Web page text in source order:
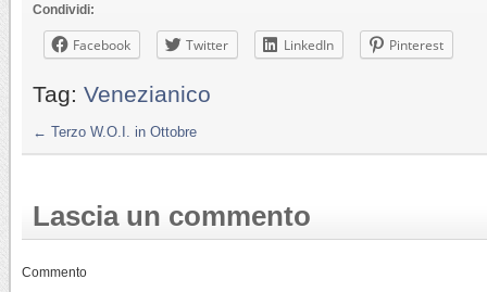
Condividi:
Facebook Twitter LinkedIn Pinterest
Tag: Venezianico
← Terzo W.O.I. in Ottobre
Lascia un commento
Commento